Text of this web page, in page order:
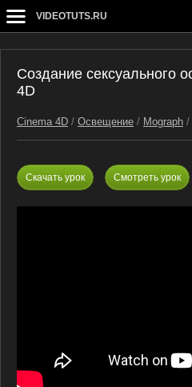
VIDEOTUTS.RU
Создание сексуального
4D
Cinema 4D / Освещение / Mograph /
Скачать урок Смотреть урок